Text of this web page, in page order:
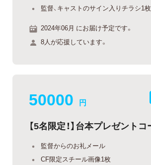
監督、キャストのサイン入りチラシ1枚
2024年06月 にお届け予定です。
8人が応援しています。
50000 円
【5名限定！】台本プレゼントコ
監督からのお礼メール
CF限定スチール画像1枚